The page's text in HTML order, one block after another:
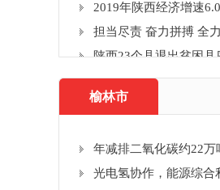
2019年陕西经济增速
担当尽责 奋力拼搏 全
陕西23个县退出贫困
宝鸡
榆林市